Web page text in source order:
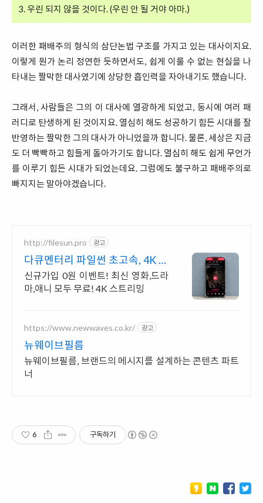
3. 우린 되지 않을 것이다. (우린 안 될 거야 아마.)
이러한 패배주의 형식의 삼단논법 구조를 가지고 있는 대사이지요.
이렇게 뭔가 논리 정연한 듯하면서도, 쉽게 이룰 수 없는 현실을 나
타내는 짤막한 대사였기에 상당한 흡인력을 자아내기도 했습니다.
그래서, 사람들은 그의 이 대사에 열광하게 되었고, 동시에 여러 패
러디로 탄생하게 된 것이지요. 열심히 해도 성공하기 힘든 시대를 잘
반영하는 짤막한 그의 대사가 아니었을까 합니다. 물론, 세상은 지금
도 더 빡빡하고 힘들게 돌아가기도 합니다. 열심히 해도 쉽게 무언가
를 이루기 힘든 시대가 되었는데요. 그럼에도 불구하고 패배주의로
빠지지는 말아야겠습니다.
http://filesun.pro 광고
다큐멘터리 파일썬 초고속, 4K 실
시간 보기!
신규가입 0원 이벤트! 최신 영화,드라
마,애니 모두 무료! 4K 스트리밍
https://www.newwaves.co.kr/ 광고
뉴웨이브필름
뉴웨이브필름, 브랜드의 메시지를 설계하는 콘텐츠 파트
너
6 구독하기